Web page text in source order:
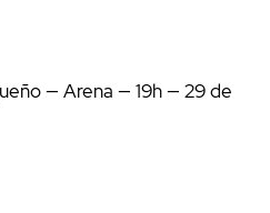
— Arena — 19h — 29 de